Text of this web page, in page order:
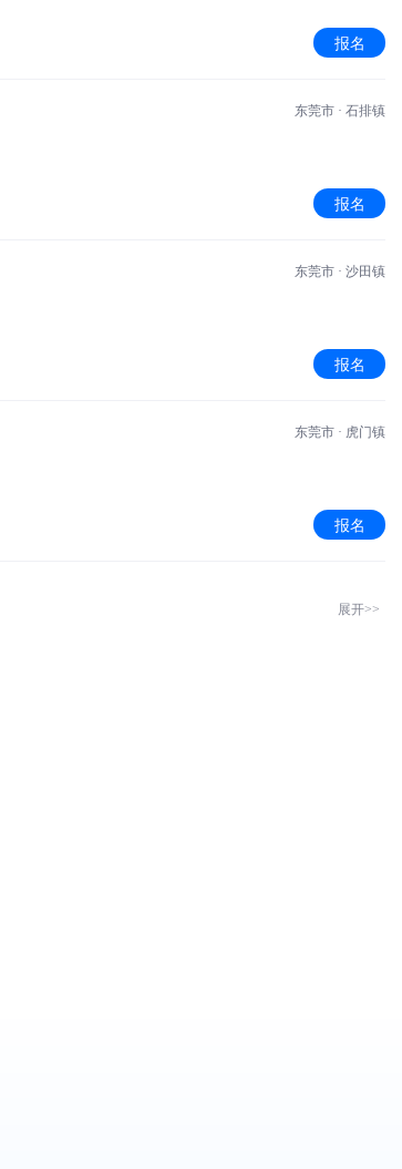
报名
东莞市 · 石排镇
报名
东莞市 · 沙田镇
报名
东莞市 · 虎门镇
报名
展开>>